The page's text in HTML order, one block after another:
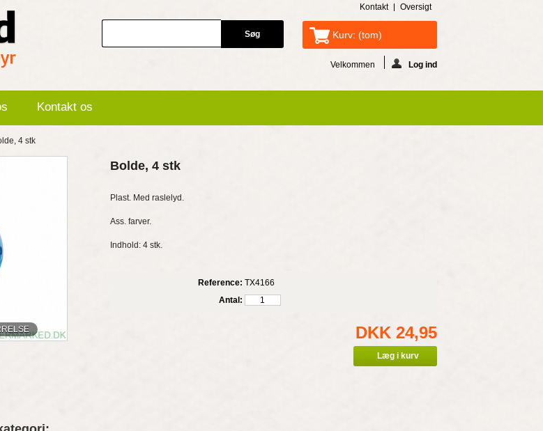
Kontakt Oversigt
Kurv: (tom)
Velkommen Log ind
Kontakt os
4 stk
Bolde, 4 stk
Plast. Med raslelyd.
Ass. farver.
Indhold: 4 stk.
Reference: TX4166
Antal:
DKK 24,95